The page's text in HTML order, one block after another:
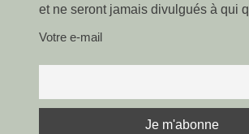
et ne seront jamais divulgués à qui
Votre e-mail